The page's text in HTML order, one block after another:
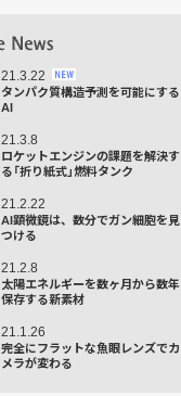
21.3.22
タンパク質構造予測を可能にする
AI
21.3.8
ロケットエンジンの課題を解決す
る「折り紙式」燃料タンク
21.2.22
AI顕微鏡は、数分でガン細胞を見
つける
21.2.8
太陽エネルギーを数ヶ月から数年
保存する新素材
21.1.26
完全にフラットな⿂眼レンズでカ
メラが変わる